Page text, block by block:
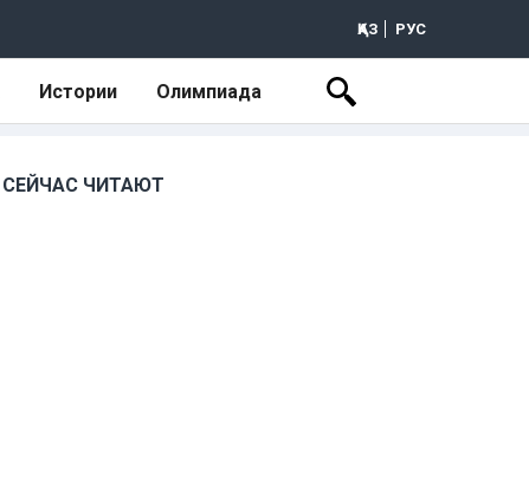
ҚАЗ РУС
Истории Олимпиада
СЕЙЧАС ЧИТАЮТ